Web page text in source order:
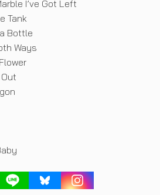
I’ve Got Left
Tank
Bottle
Ways